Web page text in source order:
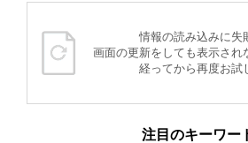
情報の読み込みに失
画面の更新をしても表示され
経ってから再度お試
注目のキーワー